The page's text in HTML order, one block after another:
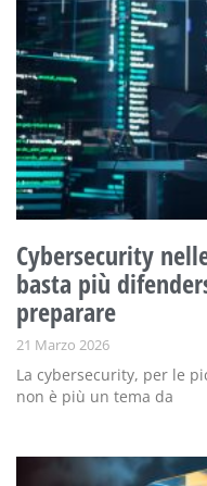
Cybersecurity
basta più
preparare
21 Marzo 2026
La cybersecurity, per le
non è più un tema da